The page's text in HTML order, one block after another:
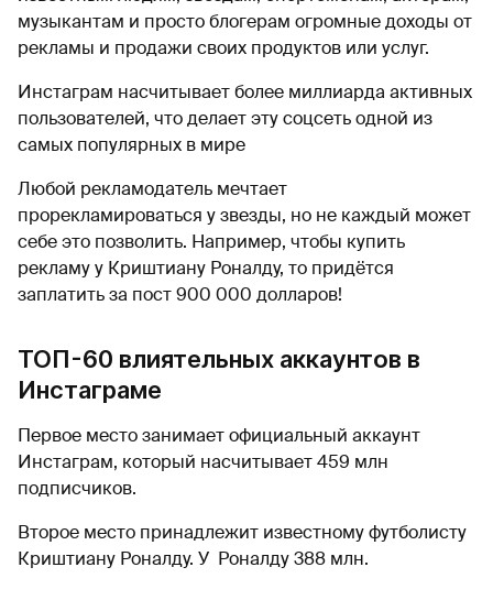
музыкантам и просто блогерам огромные доходы от
рекламы и продажи своих продуктов или услуг.
Инстаграм насчитывает более миллиарда активных
пользователей, что делает эту соцсеть одной из
самых популярных в мире
Любой рекламодатель мечтает
прорекламироваться у звезды, но не каждый может
себе это позволить. Например, чтобы купить
рекламу у Криштиану Роналду, то придётся
заплатить за пост 900 000 долларов!
ТОП-60 влиятельных аккаунтов в
Инстаграме
Первое место занимает официальный аккаунт
Инстаграм, который насчитывает 459 млн
подписчиков.
Второе место принадлежит известному футболисту
Криштиану Роналду. У Роналду 388 млн.